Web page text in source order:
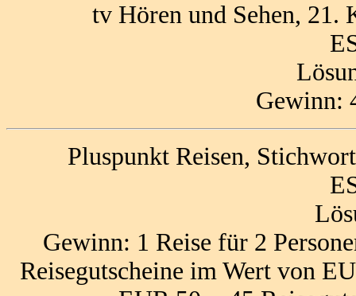
tv Hören und Sehen, 21.
Gewinn:
Pluspunkt Reisen,
Gewinn: 1 Reise für 2
Reisegutscheine im Wert von